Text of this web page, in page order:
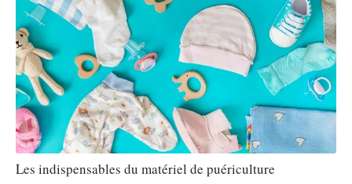
Les indispensables du matériel de puériculture